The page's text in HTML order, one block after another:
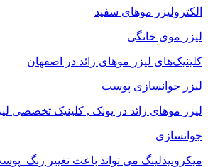
الکترولیزر موهای سفید
لیزر موی خانگی
کلینیک‌های لیزر موهای زائد در اصفهان
لیزر جوانسازی پوست
لیزر موهای زائد در پونک , کلینیک تخصصی
جوانسازی
میکرونیدلینگ می تواند باعث تغییر رنگ